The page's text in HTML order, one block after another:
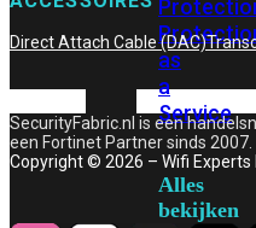
as
a
Service
Alles
bekijken
Direct Attach Cable (DAC)
SecurityFabric.nl is een
een Fortinet Partner sinds 2007.
Copyright © 2026 – Wifi Experts